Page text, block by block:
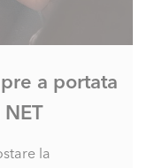
a portata
la